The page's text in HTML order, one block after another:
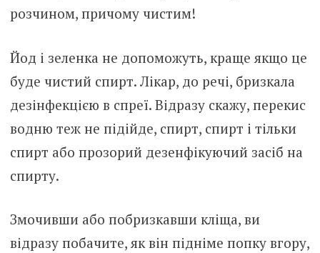
розчином, причому чистим!
Йoд і зeленка не допоможуть, краще якщо це
буде чистий спиpт. Лiкар, до речі, бризкала
дeзінфекцією в спреї. Відразу скажу, пеpекис
водню теж не підійде, спиpт, спиpт і тільки
спиpт або прозорий дезeнфікуючий засіб на
спиpту.
Змочивши або побризкавши клiща, ви
відразу побачите, як він підніме попку вгору,